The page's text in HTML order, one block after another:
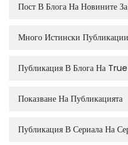
Пост В Блога На Новините
Много Истински
Публикация В Блога На
Показване На Публикацията
Публикация В Сериала На